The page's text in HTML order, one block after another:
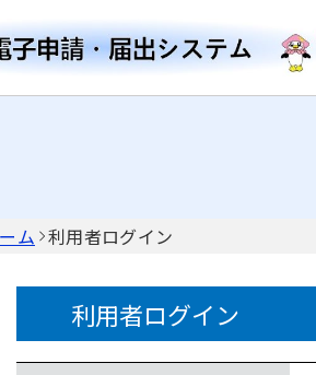
ム 利用者ログイン
利用者ログイン